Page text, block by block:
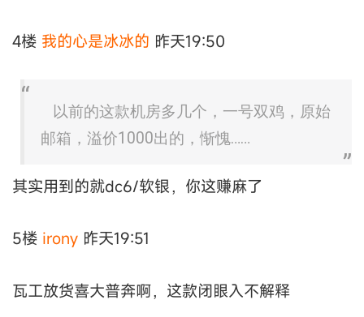
4楼 我的心是冰冰的 昨天19:50
以前的这款机房多几个，一号双鸡，原始
邮箱，溢价1000出的，惭愧……
其实用到的就dc6/软银，你这赚麻了
5楼 irony 昨天19:51
瓦工放货喜大普奔啊，这款闭眼入不解释